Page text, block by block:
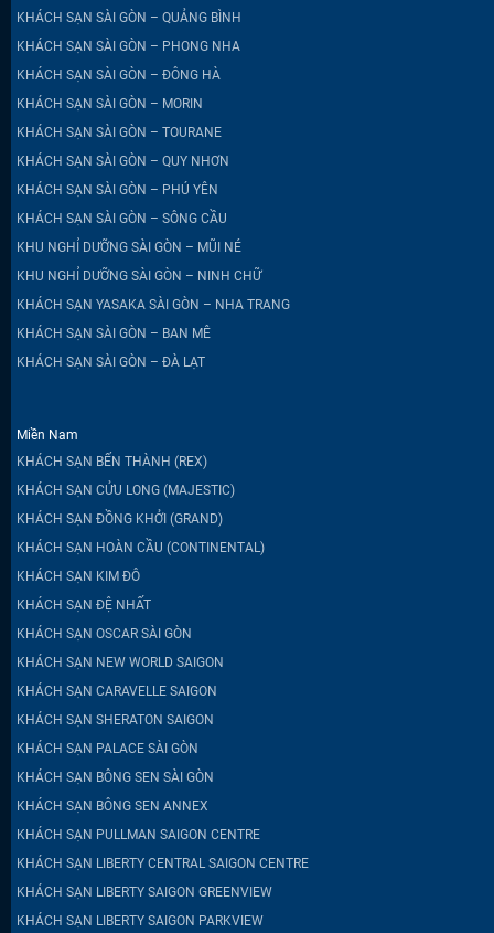
KHÁCH SẠN SÀI GÒN – QUẢNG BÌNH
KHÁCH SẠN SÀI GÒN – PHONG NHA
KHÁCH SẠN SÀI GÒN – ĐÔNG HÀ
KHÁCH SẠN SÀI GÒN – MORIN
KHÁCH SẠN SÀI GÒN – TOURANE
KHÁCH SẠN SÀI GÒN – QUY NHƠN
KHÁCH SẠN SÀI GÒN – PHÚ YÊN
KHÁCH SẠN SÀI GÒN – SÔNG CẦU
KHU NGHỈ DƯỠNG SÀI GÒN – MŨI NÉ
KHU NGHỈ DƯỠNG SÀI GÒN – NINH CHỮ
KHÁCH SẠN YASAKA SÀI GÒN – NHA TRANG
KHÁCH SẠN SÀI GÒN – BAN MÊ
KHÁCH SẠN SÀI GÒN – ĐÀ LẠT
Miền Nam
KHÁCH SẠN BẾN THÀNH (REX)
KHÁCH SẠN CỬU LONG (MAJESTIC)
KHÁCH SẠN ĐỒNG KHỞI (GRAND)
KHÁCH SẠN HOÀN CẦU (CONTINENTAL)
KHÁCH SẠN KIM ĐÔ
KHÁCH SẠN ĐỆ NHẤT
KHÁCH SẠN OSCAR SÀI GÒN
KHÁCH SẠN NEW WORLD SAIGON
KHÁCH SẠN CARAVELLE SAIGON
KHÁCH SẠN SHERATON SAIGON
KHÁCH SẠN PALACE SÀI GÒN
KHÁCH SẠN BÔNG SEN SÀI GÒN
KHÁCH SẠN BÔNG SEN ANNEX
KHÁCH SẠN PULLMAN SAIGON CENTRE
KHÁCH SẠN LIBERTY CENTRAL SAIGON CENTRE
KHÁCH SẠN LIBERTY SAIGON GREENVIEW
KHÁCH SẠN LIBERTY SAIGON PARKVIEW